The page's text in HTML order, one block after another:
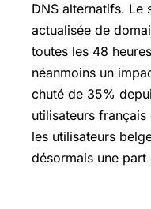
DNS alternatifs. Le
actualisée de
toutes les 48
néanmoins un
chuté de 35%
utilisateurs
les utilisateurs
désormais une part